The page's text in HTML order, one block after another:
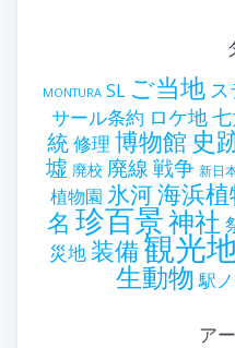
MONTURA SL ご当地
サール条約 ロケ地
統修理 博物館 史
墟 廃校 廃線戦争 新日
植物園 氷河海浜植
名 珍百景神社
災地 装備観光
生動物 駅
ア